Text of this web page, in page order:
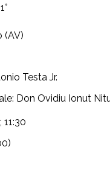
(AV)
Testa Jr.
Don Ovidiu Ionut
11:30